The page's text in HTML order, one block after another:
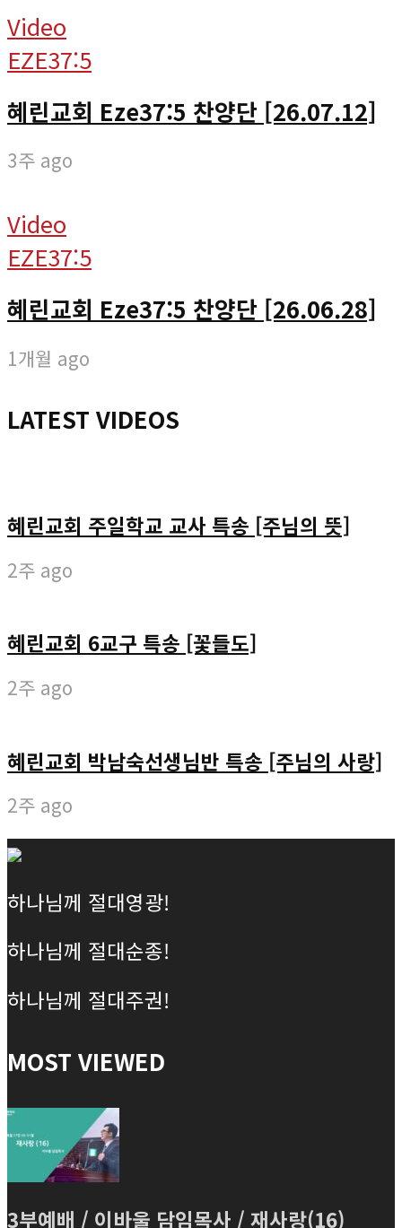
Video
EZE37:5
혜린교회 Eze37:5 찬양단 [26.07.12]
3주 ago
Video
EZE37:5
혜린교회 Eze37:5 찬양단 [26.06.28]
1개월 ago
LATEST VIDEOS
혜린교회 주일학교 교사 특송 [주님의 뜻]
2주 ago
혜린교회 6교구 특송 [꽃들도]
2주 ago
혜린교회 박남숙선생님반 특송 [주님의 사랑]
2주 ago
하나님께 절대영광!
하나님께 절대순종!
하나님께 절대주권!
MOST VIEWED
3부예배 / 이바울 담임목사 / 재사랑(16)